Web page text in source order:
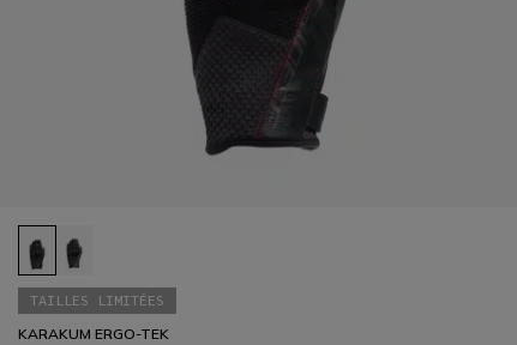
TAILLES LIMITÉES
KARAKUM ERGO-TEK